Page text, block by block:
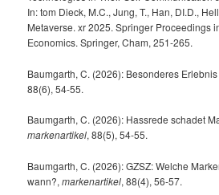
In: tom Dieck, M.C., Jung, T., Han, DI.D.,
Metaverse. xr 2025. Springer Proceedings
Economics. Springer, Cham, 251-265.
Baumgarth, C. (2026): Besonderes
88(6), 54-55.
Baumgarth, C. (2026): Hassrede schadet
markenartikel, 88(5), 54-55.
Baumgarth, C. (2026): GZSZ: Welche
wann?,markenartikel, 88(4), 56-57.